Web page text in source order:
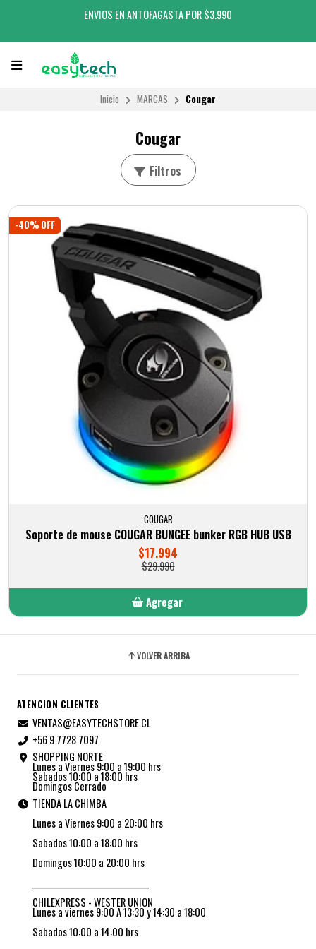
ENVIOS EN ANTOFAGASTA POR $3.990
Inicio MARCAS Cougar
Cougar
Filtros
-40% OFF
COUGAR
Soporte de mouse COUGAR BUNGEE bunker RGB HUB USB
$17.994
$29.990
Agregar
VOLVER ARRIBA
ATENCION CLIENTES
VENTAS@EASYTECHSTORE.CL
+56 9 7728 7097
SHOPPING NORTE
Lunes a Viernes 9:00 a 19:00 hrs
Sabados 10:00 a 18:00 hrs
Domingos Cerrado
TIENDA LA CHIMBA
Lunes a Viernes 9:00 a 20:00 hrs
Sabados 10:00 a 18:00 hrs
Domingos 10:00 a 20:00 hrs
CHILEXPRESS - WESTER UNION
Lunes a viernes 9:00 A 13:30 y 14:30 a 18:00
Sabados 10:00 a 14:00 hrs